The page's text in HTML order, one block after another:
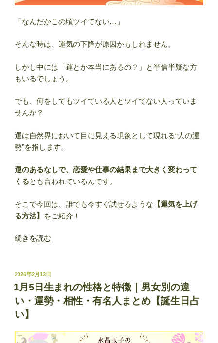
別
の
い・
勢・
相
有
名
ま
と
【誕
生
占
い】”
「なんだかこの頃ツイてない…」
そんな時は、運気の下降が原因かもしれません。
しかし中には「運とか本当にあるの？」と半信半疑な方
もいるでしょう。
でも、何をしてもツイている人とツイてない人っていま
せんか？
運は自然界において目に見える現象として現れる“人の運
勢”を指します。
運のあるなしで、恋愛や仕事の結果まで大きく変わって
くるとも言われているんです。
そこで今回は、誰でも今すぐ試せるような 【運気を上げ
る方法】
をご紹介！
“運
上
げ
る
法
｜
続きを読む
投
稿
日:
2026年2月13日
1月5日生まれの性格と特徴｜男女別の違
い・運勢・相性・有名人まとめ【誕生日占
い】